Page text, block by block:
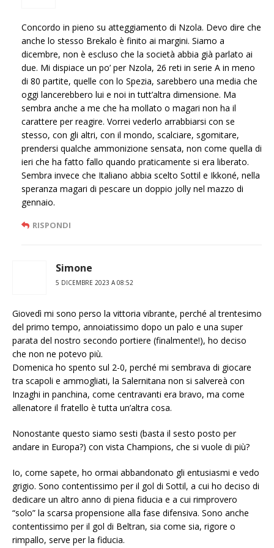
Concordo in pieno su atteggiamento di Nzola. Devo dire che
anche lo stesso Brekalo è finito ai margini. Siamo a
dicembre, non è escluso che la società abbia già parlato ai
due. Mi dispiace un po’ per Nzola, 26 reti in serie A in meno
di 80 partite, quelle con lo Spezia, sarebbero una media che
oggi lancerebbero lui e noi in tutt’altra dimensione. Ma
sembra anche a me che ha mollato o magari non ha il
carattere per reagire. Vorrei vederlo arrabbiarsi con se
stesso, con gli altri, con il mondo, scalciare, sgomitare,
prendersi qualche ammonizione sensata, non come quella di
ieri che ha fatto fallo quando praticamente si era liberato.
Sembra invece che Italiano abbia scelto Sottil e Ikkoné, nella
speranza magari di pescare un doppio jolly nel mazzo di
gennaio.
RISPONDI
Simone
5 DICEMBRE 2023 A 08:52
Giovedì mi sono perso la vittoria vibrante, perché al trentesimo
del primo tempo, annoiatissimo dopo un palo e una super
parata del nostro secondo portiere (finalmente!), ho deciso
che non ne potevo più.
Domenica ho spento sul 2-0, perché mi sembrava di giocare
tra scapoli e ammogliati, la Salernitana non si salvereà con
Inzaghi in panchina, come centravanti era bravo, ma come
allenatore il fratello è tutta un’altra cosa.
Nonostante questo siamo sesti (basta il sesto posto per
andare in Europa?) con vista Champions, che si vuole di più?
Io, come sapete, ho ormai abbandonato gli entusiasmi e vedo
grigio. Sono contentissimo per il gol di Sottil, a cui ho deciso di
dedicare un altro anno di piena fiducia e a cui rimprovero
“solo” la scarsa propensione alla fase difensiva. Sono anche
contentissimo per il gol di Beltran, sia come sia, rigore o
rimpallo, serve per la fiducia.